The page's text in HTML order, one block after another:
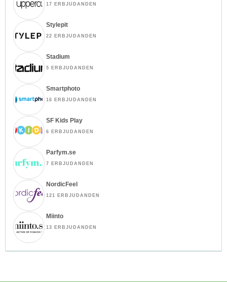
17 ERBJUDANDEN
Stylepit
22 ERBJUDANDEN
Stadium
5 ERBJUDANDEN
Smartphoto
16 ERBJUDANDEN
SF Kids Play
6 ERBJUDANDEN
Parfym.se
7 ERBJUDANDEN
NordicFeel
121 ERBJUDANDEN
Miinto
13 ERBJUDANDEN